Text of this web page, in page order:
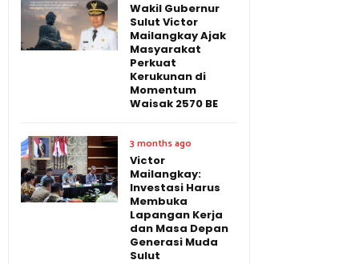
Wakil Gubernur
Sulut Victor
Mailangkay Ajak
Masyarakat
Perkuat
Kerukunan di
Momentum
Waisak 2570 BE
3 months ago
Victor
Mailangkay:
Investasi Harus
Membuka
Lapangan Kerja
dan Masa Depan
Generasi Muda
Sulut